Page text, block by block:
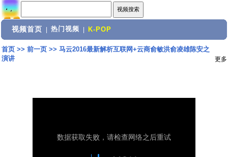
视频首页 热门视频 K-POP
首页>> 前一页>> 马云2016最新解析互联网+云商俞敏洪俞凌雄陈安之
演讲
更多